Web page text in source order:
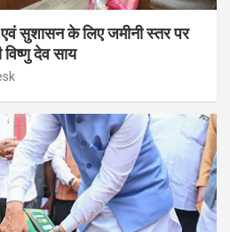
एवं सुशासन के लिए जमीनी स्तर पर
देव साय